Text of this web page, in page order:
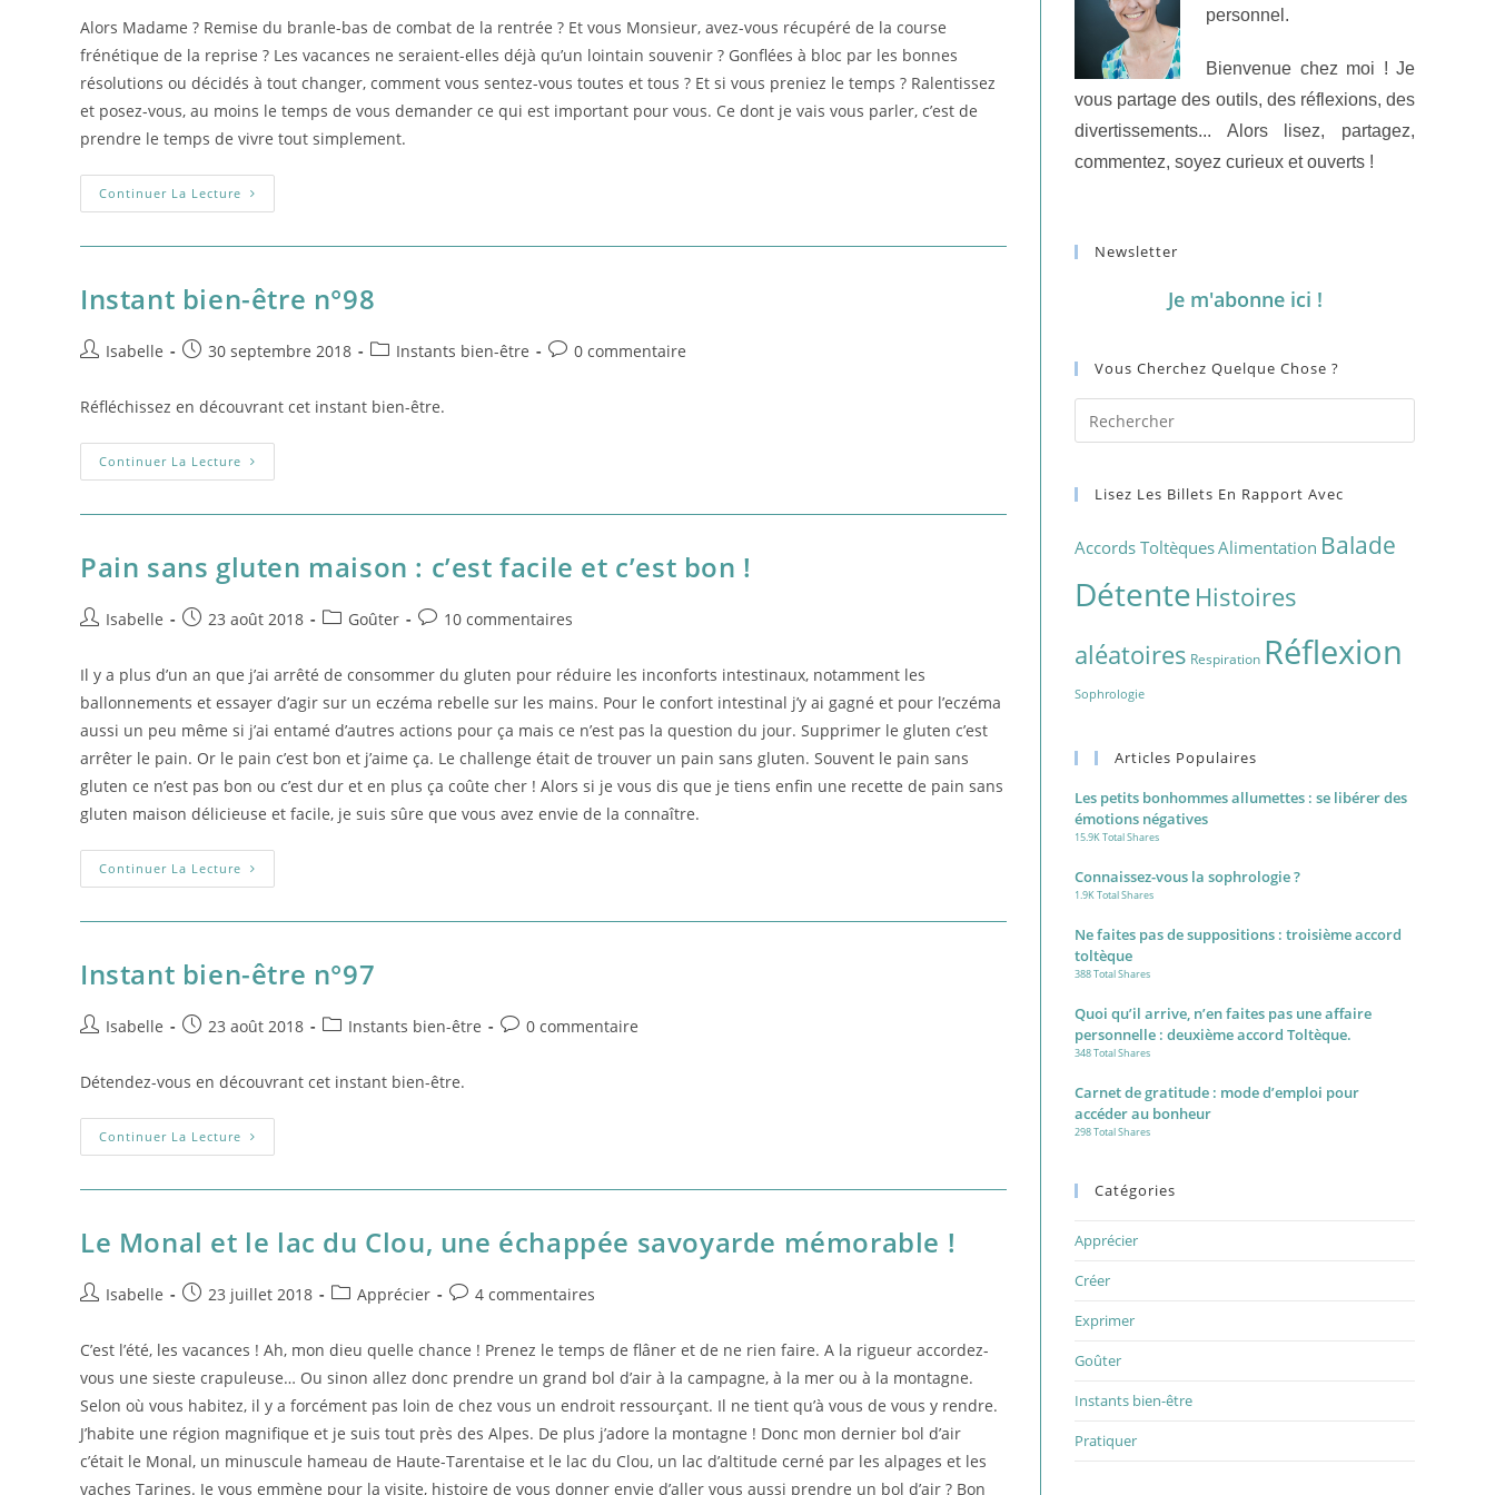
la
publication :
Alors Madame ? Remise du branle-bas de combat de la rentrée ? Et vous Monsieur, avez-vous récupéré de la course
frénétique de la reprise ? Les vacances ne seraient-elles déjà qu’un lointain souvenir ? Gonflées à bloc par les bonnes
résolutions ou décidés à tout changer, comment vous sentez-vous toutes et tous ? Et si vous preniez le temps ? Ralentissez
et posez-vous, au moins le temps de vous demander ce qui est important pour vous. Ce dont je vais vous parler, c’est de
prendre le temps de vivre tout simplement.
Continuer La Lecture Ralentir
Pour
Vivre
Instant bien-être n°98
Auteur/autrice
la
publication :
Isabelle
Post30 septembre 2018
PostInstants bien-être
Post0 commentaire
Réfléchissez en découvrant cet instant bien-être.
Continuer La Lecture Instant
Bien-
Pain sans gluten maison : c’est facile et c’est bon !
Auteur/autrice
la
publication :
Isabelle
Post23 août 2018
PostGoûter
Post10 commentaires
Il y a plus d’un an que j’ai arrêté de consommer du gluten pour réduire les inconforts intestinaux, notamment les
ballonnements et essayer d’agir sur un eczéma rebelle sur les mains. Pour le confort intestinal j’y ai gagné et pour l’eczéma
aussi un peu même si j’ai entamé d’autres actions pour ça mais ce n’est pas la question du jour. Supprimer le gluten c’est
arrêter le pain. Or le pain c’est bon et j’aime ça. Le challenge était de trouver un pain sans gluten. Souvent le pain sans
gluten ce n’est pas bon ou c’est dur et en plus ça coûte cher ! Alors si je vous dis que je tiens enfin une recette de pain sans
gluten maison délicieuse et facile, je suis sûre que vous avez envie de la connaître.
Continuer La Lecture Pain
Sans
Facile
Et
!
Instant bien-être n°97
Auteur/autrice
la
publication :
Isabelle
Post23 août 2018
PostInstants bien-être
Post0 commentaire
Détendez-vous en découvrant cet instant bien-être.
Continuer La Lecture Instant
Bien-
Le Monal et le lac du Clou, une échappée savoyarde mémorable !
Auteur/autrice
la
publication :
Isabelle
Post23 juillet 2018
PostApprécier
Post4 commentaires
C’est l’été, les vacances ! Ah, mon dieu quelle chance ! Prenez le temps de flâner et de ne rien faire. A la rigueur accordez-
vous une sieste crapuleuse… Ou sinon allez donc prendre un grand bol d’air à la campagne, à la mer ou à la montagne.
Selon où vous habitez, il y a forcément pas loin de chez vous un endroit ressourçant. Il ne tient qu’à vous de vous y rendre.
J’habite une région magnifique et je suis tout près des Alpes. De plus j’adore la montagne ! Donc mon dernier bol d’air
c’était le Monal, un minuscule hameau de Haute-Tarentaise et le lac du Clou, un lac d’altitude cerné par les alpages et les
vaches Tarines. Je vous emmène pour la visite, histoire de vous donner envie d’aller vous aussi prendre un bol d’air ? Bon
personnel.
Bienvenue chez moi ! Je
vous partage des outils, des réflexions, des
divertissements... Alors lisez, partagez,
commentez, soyez curieux et ouverts !
Newsletter
Je m'abonne ici !
Vous Cherchez Quelque Chose ?
Lisez Les Billets En Rapport Avec
Accords ToltèquesAlimentation Balade
DétenteHistoires
aléatoires Respiration Réflexion
Sophrologie
Articles Populaires
Les petits bonhommes allumettes : se libérer des
émotions négatives
15.9K Total Shares
Connaissez-vous la sophrologie ?
1.9K Total Shares
Ne faites pas de suppositions : troisième accord
toltèque
388 Total Shares
Quoi qu’il arrive, n’en faites pas une affaire
personnelle : deuxième accord Toltèque.
348 Total Shares
Carnet de gratitude : mode d’emploi pour
accéder au bonheur
298 Total Shares
Catégories
Apprécier
Créer
Exprimer
Goûter
Instants bien-être
Pratiquer